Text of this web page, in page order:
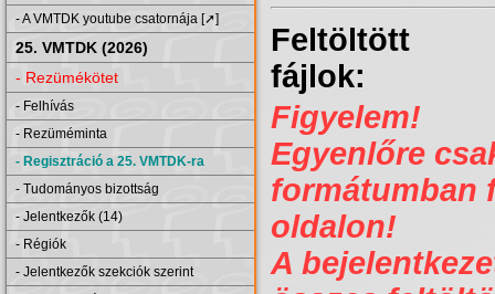
- A VMTDK youtube csatornája [➚]
25. VMTDK (2026)
- Rezümékötet
- Felhívás
- Rezüméminta
- Regisztráció a 25. VMTDK-ra
- Tudományos bizottság
- Jelentkezők (14)
- Régiók
- Jelentkezők szekciók szerint
Feltöltött
fájlok:
Figyelem!
Egyenlőre
formátumban
oldalon!
A